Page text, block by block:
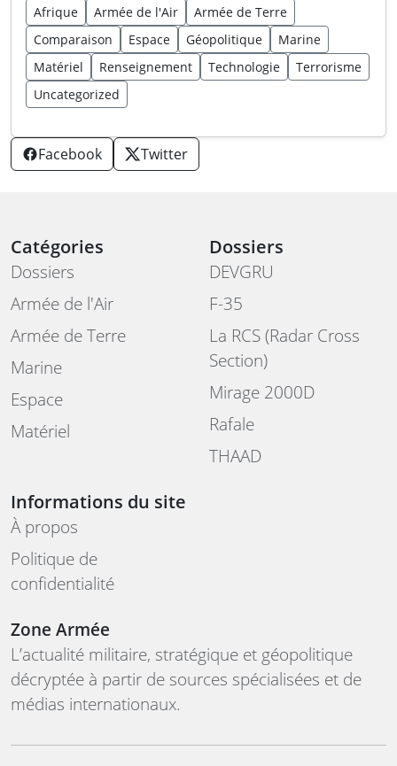
Afrique Armée de l'Air
Armée de Terre
Comparaison
Espace Géopolitique
Marine
Matériel
Renseignement Technologie
Terrorisme
Uncategorized
Facebook Twitter
Catégories
Dossiers
Armée de l'Air
Armée de Terre
Marine
Espace
Matériel
Dossiers
DEVGRU
F-35
La RCS (Radar Cross
Section)
Mirage 2000D
Rafale
THAAD
Informations du site
À propos
Politique de
confidentialité
Zone Armée
L’actualité militaire, stratégique et géopolitique
décryptée à partir de sources spécialisées et de
médias internationaux.